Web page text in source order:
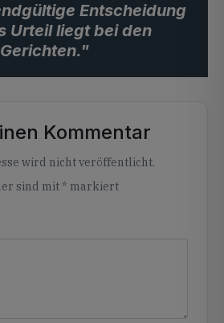
Entscheidung
Urteil liegt bei den
Gerichten."
Kommentar
wird nicht veröffentlicht.
sind mit * markiert